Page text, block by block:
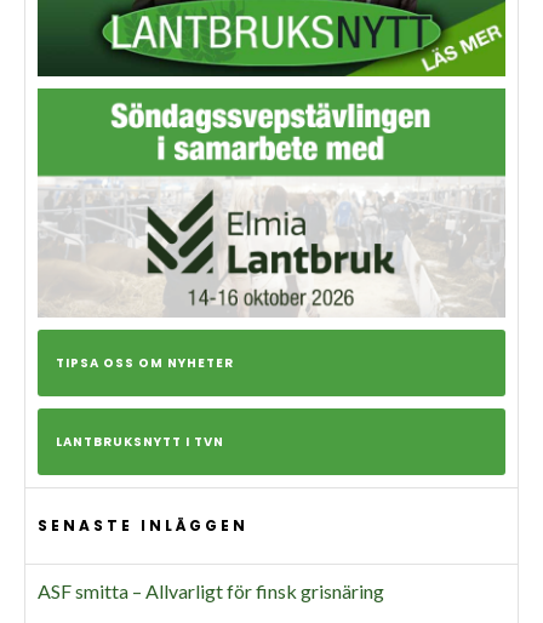
TIPSA OSS OM NYHETER
LANTBRUKSNYTT I TVN
SENASTE INLÄGGEN
ASF smitta – Allvarligt för finsk grisnäring